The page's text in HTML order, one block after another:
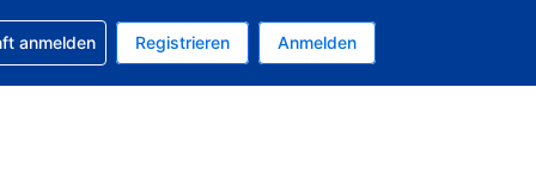
Währung ist EUR
aktuelle Sprache ist Deutsch
erhalten
anmelden Registrieren Anmelden